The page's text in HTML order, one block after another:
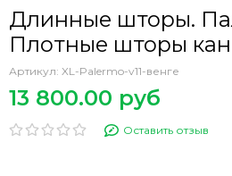
Длинные шторы.
Плотные шторы
Артикул: XL-Palermo-v11-венге
13 800.00 руб
Оставить отзыв